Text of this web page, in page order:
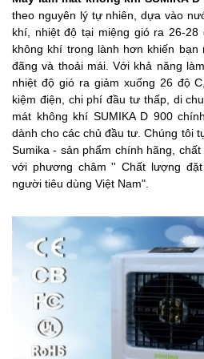
theo nguyên lý tự nhiên, dựa vào
khí, nhiệt độ tại miệng gió ra 26-
không khí trong lành hơn khiến
đãng và thoải mái. Với khả năng
nhiệt độ gió ra giảm xuống 26 độ
kiệm điện, chi phí đầu tư thấp, di
mát không khí SUMIKA D 900
dành cho các chủ đầu tư. Chúng tôi
Sumika - sản phẩm chính hãng,
với phương châm '' Chất lượng
người tiêu dùng Việt Nam".